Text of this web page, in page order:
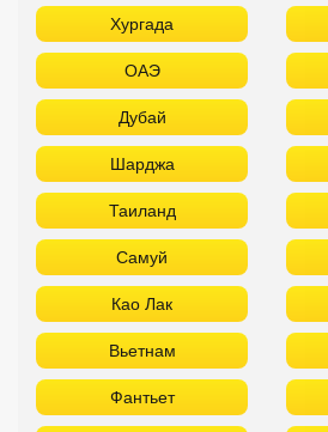
Хургада
ОАЭ
Дубай
Шарджа
Таиланд
Самуй
Као Лак
Вьетнам
Фантьет